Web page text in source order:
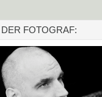
DER FOTOGRAF: